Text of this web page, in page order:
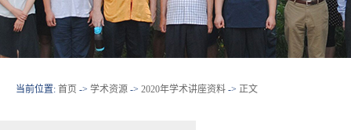
当前位置: 首页 -> 学术资源 -> 2020年学术讲座资料 -> 正文